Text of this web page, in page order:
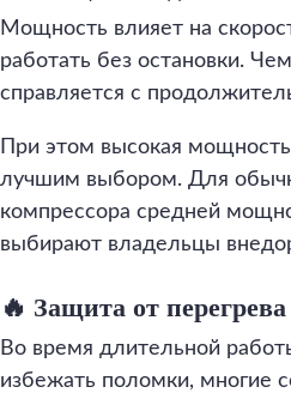
Мощность влияет на
работать без остановки.
справляется с
При этом высокая мощность
лучшим выбором. Для
компрессора средней
выбирают владельцы
🔥 Защита от перегрева
Во время длительной
избежать поломки, многие